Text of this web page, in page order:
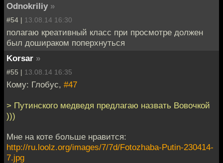
Odnokriliy »
#54 | 13.08.14 16:30
полагаю креативный класс при просмотре должен
был дошираком поперхнуться
Korsar »
#55 | 13.08.14 16:35
Кому: Глобус, #47
> Путинского медведя предлагаю назвать Вовочкой
)))
Мне на коте больше нравится:
http://ru.loolz.org/images/7/7d/Fotozhaba-Putin-230414-
7.jpg